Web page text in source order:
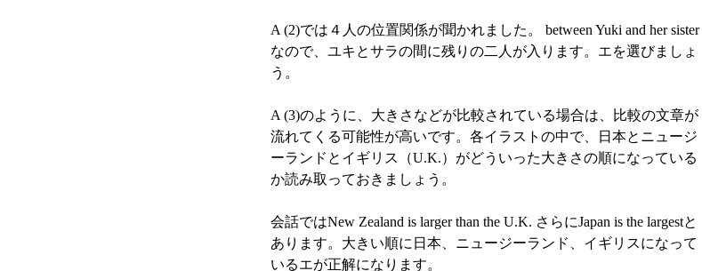
A (2)では４人の位置関係が聞かれました。 between Yuki and her sister
なので、ユキとサラの間に残りの二人が入ります。エを選びましょ
う。
A (3)のように、大きさなどが比較されている場合は、比較の文章が
流れてくる可能性が高いです。各イラストの中で、日本とニュージ
ーランドとイギリス（U.K.）がどういった大きさの順になっている
か読み取っておきましょう。
会話ではNew Zealand is larger than the U.K. さらにJapan is the largestと
あります。大きい順に日本、ニュージーランド、イギリスになって
いるエが正解になります。